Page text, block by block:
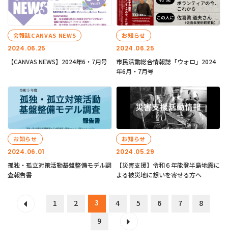
2024.06.25
会報誌CANVAS NEWS
【CANVAS NEWS】2024年6・7月号
2024.06.25
お知らせ
市民活動総合情報誌「ウォロ」2024
年6月・7月号
2024.06.01
お知らせ
孤独・孤立対策活動基盤整備モデル調
査報告書
2024.05.29
お知らせ
【災害支援】令和６年能登半島地震に
よる被災地に想いを寄せる方へ
1 2 3 4 5 6 7
8
9